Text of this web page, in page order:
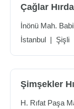
Çağlar
İnönü Mah.
İstanbul | Şişli
Şimşekler
H. Rıfat Paşa